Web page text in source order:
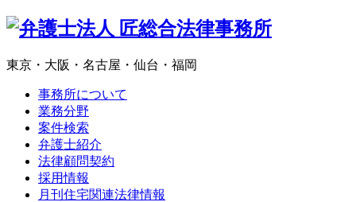
東京・大阪・名古屋・仙台・福岡
事務所について
業務分野
案件検索
弁護士紹介
法律顧問契約
採用情報
月刊住宅関連法律情報